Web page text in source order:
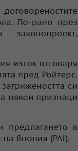
По-рано през
изток отговаря
пред Ройтерс.
си
някои признаци
предлагането в
Япония (PAJ).